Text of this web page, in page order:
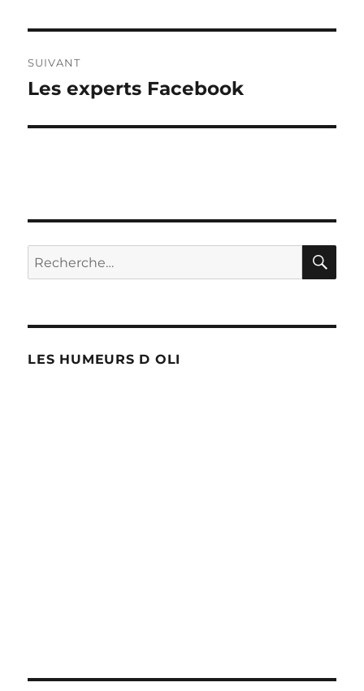
SUIVANT
Publication
Les experts Facebook
Recherche
pour :
LES HUMEURS D OLI